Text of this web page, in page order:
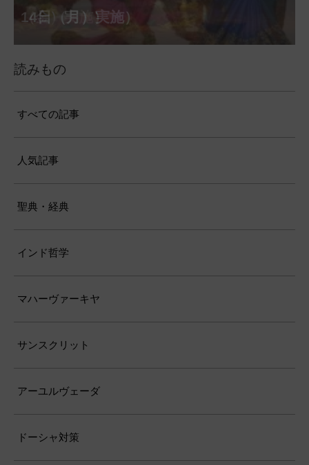
（月）実施）
28日（金）実施）
月31日（月）実施）
（金）実施）
14日（月）実施）
日（土）実施）
月10日（土）実施）
施）
（金）実施）
仕）
ポストコロナ福祉活動支援募金
読みもの
すべての記事
人気記事
聖典・経典
インド哲学
マハーヴァーキヤ
サンスクリット
アーユルヴェーダ
ドーシャ対策